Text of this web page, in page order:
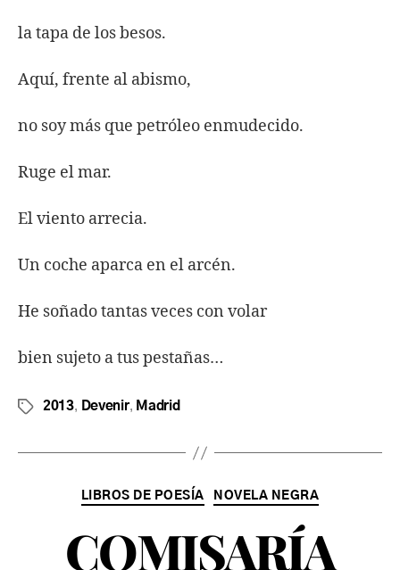
la tapa de los besos.
Aquí, frente al abismo,
no soy más que petróleo enmudecido.
Ruge el mar.
El viento arrecia.
Un coche aparca en el arcén.
He soñado tantas veces con volar
bien sujeto a tus pestañas…
2013, Devenir, Madrid
LIBROS DE POESÍA NOVELA NEGRA
COMISARÍA